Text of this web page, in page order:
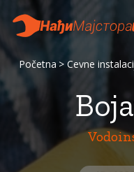
Početna Cevne